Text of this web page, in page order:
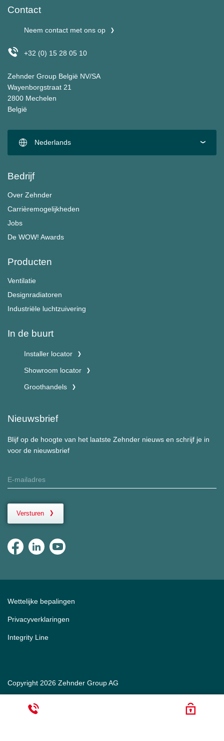
Contact
Neem contact met ons op
+32 (0) 15 28 05 10
Zehnder Group België NV/SA
Wayenborgstraat 21
2800 Mechelen
België
Nederlands
Bedrijf
Over Zehnder
Carrièremogelijkheden
Jobs
De WOW! Awards
Producten
Ventilatie
Designradiatoren
Industriële luchtzuivering
In de buurt
Installer locator
Showroom locator
Groothandels
Nieuwsbrief
Blijf op de hoogte van het laatste Zehnder nieuws en schrijf je in
voor de nieuwsbrief
Versturen
Copyright 2026 Zehnder Group AG
Wettelijke bepalingen
Privacyverklaringen
Integrity Line